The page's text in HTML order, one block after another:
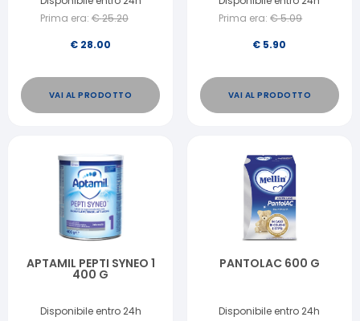
Prima era: €25.20
€ 28.00
VAI AL PRODOTTO
Prima era: €5.09
€ 5.90
VAI AL PRODOTTO
APTAMIL PEPTI SYNEO 1
400 G
Disponibile entro 24h
PANTOLAC 600 G
Disponibile entro 24h